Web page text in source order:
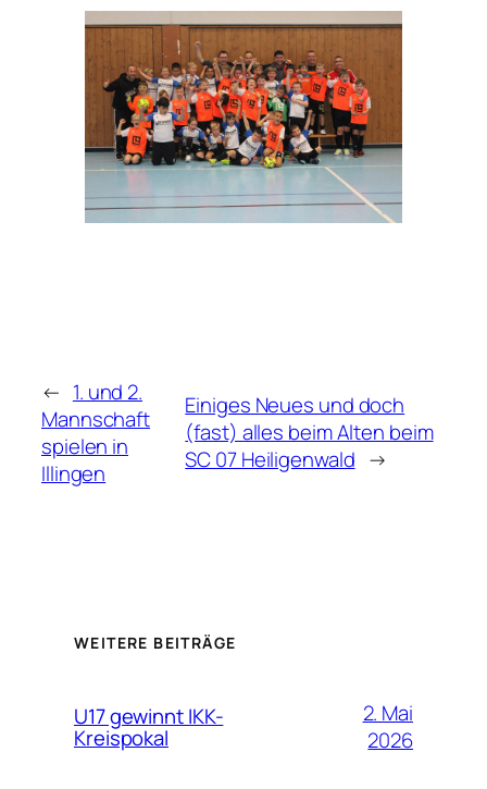
← 1. und 2.
Mannschaft
spielen in
Illingen
Einiges Neues und doch
(fast) alles beim Alten beim
SC 07 Heiligenwald →
WEITERE BEITRÄGE
U17 gewinnt IKK-
Kreispokal
2. Mai
2026